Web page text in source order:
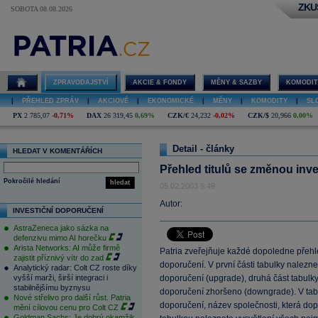
SOBOTA 08.08.2026
ZPRAVODAJSTVÍ AKCIE & FONDY MĚNY & SAZBY
PŘEHLED ZPRÁV AKCIOVÉ EKONOMICKÉ MĚNY KOMODITY
PX 2 785,07 -0,71% DAX 26 319,45 0,69% CZK/€ 24,232 -0,02% CZK/$ 20,966 0,00%
HLEDAT V KOMENTÁŘÍCH
hledat
Pokročilé hledání
INVESTIČNÍ DOPORUČENÍ
AstraZeneca jako sázka na
defenzivu mimo AI horečku
Arista Networks: AI může firmě
zajistit příznivý vítr do zad
Analytický radar: Colt CZ roste díky
vyšší marži, širší integraci i
stabilnějšímu byznysu
Nové střelivo pro další růst. Patria
mění cílovou cenu pro Colt CZ
Detail - články
Přehled titulů se změnou
05.02.2003 9:49
Autor:
Patria zveřejňuje každé dopoledne
doporučení. V první části tabulky
doporučení (upgrade), druhá část
doporučení zhoršeno (downgrade). V
doporučení, název společnosti, která